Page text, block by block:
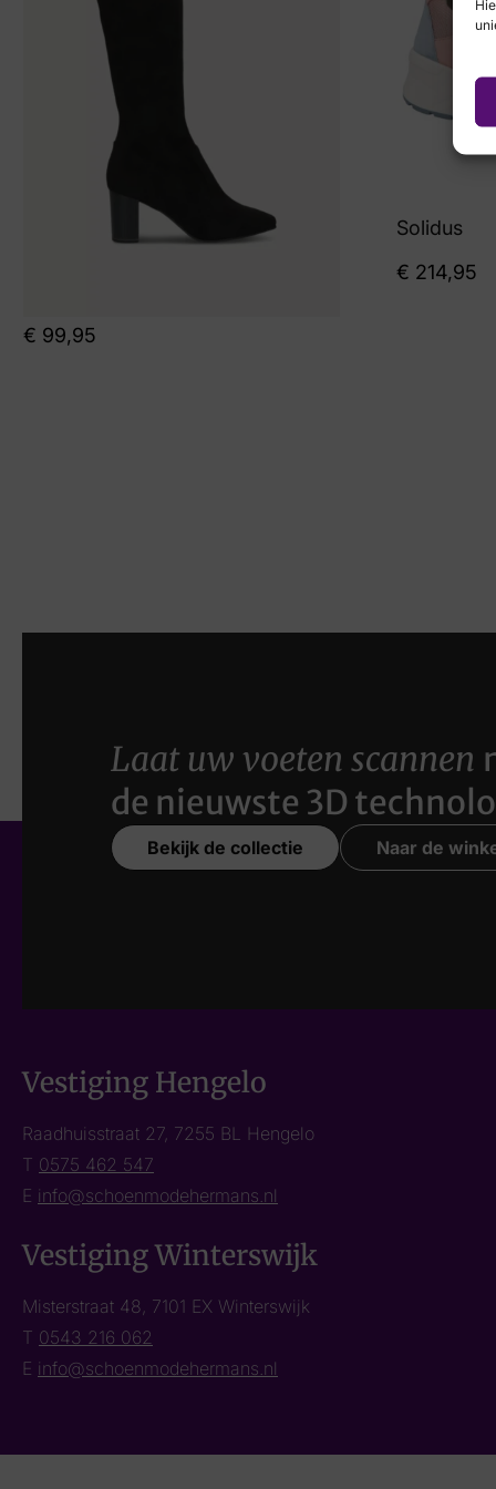
€ 99,95
Solidus
€ 214,95
Laat uw voeten scannen
de nieuwste 3D
Bekijk de collectie Naar de
Vestiging Hengelo
Raadhuisstraat 27, 7255 BL Hengelo
T 0575 462 547
E info@schoenmodehermans.nl
Vestiging Winterswijk
Misterstraat 48, 7101 EX Winterswijk
T 0543 216 062
E info@schoenmodehermans.nl